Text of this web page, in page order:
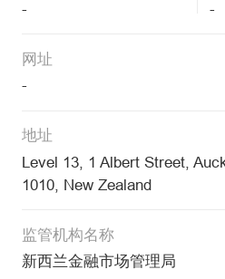
-
-
网址
-
地址
Level 13, 1 Albert Street,
1010, New Zealand
监管机构名称
新西兰金融市场管理局